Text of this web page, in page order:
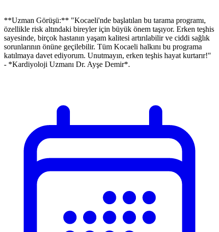
**Uzman Görüşü:** "Kocaeli'nde başlatılan bu tarama programı,
özellikle risk altındaki bireyler için büyük önem taşıyor. Erken teşhis
sayesinde, birçok hastanın yaşam kalitesi artırılabilir ve ciddi sağlık
sorunlarının önüne geçilebilir. Tüm Kocaeli halkını bu programa
katılmaya davet ediyorum. Unutmayın, erken teşhis hayat kurtarır!"
- *Kardiyoloji Uzmanı Dr. Ayşe Demir*.